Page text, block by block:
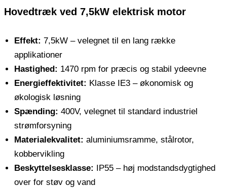
Hovedtræk ved 7,5kW elektrisk motor
Effekt: 7,5kW – velegnet til en lang række
applikationer
Hastighed: 1470 rpm for præcis og stabil ydeevne
Energieffektivitet: Klasse IE3 – økonomisk og
økologisk løsning
Spænding: 400V, velegnet til standard industriel
strømforsyning
Materialekvalitet: aluminiumsramme, stålrotor,
kobbervikling
Beskyttelsesklasse:
IP55 – høj modstandsdygtighed
over for støv og vand